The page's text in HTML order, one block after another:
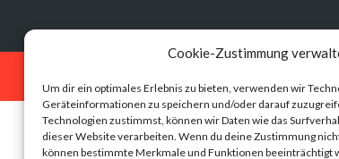
Cookie-Zustimmung
Um dir ein optimales Erlebnis zu bieten, verwenden wir
Geräteinformationen zu speichern und/oder darauf
Technologien zustimmst, können wir Daten wie das
dieser Website verarbeiten. Wenn du deine Zustimmung
können bestimmte Merkmale und Funktionen beeinträchtigt